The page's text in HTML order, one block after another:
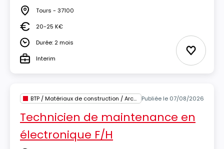
Lieu Tours - 37100
Salaire20-25 K€
DuréeDurée: 2 mois
TypeInterim Ajouter
BTP / Matériaux de construction / Architecture Publiée le 07/08/2026
Technicien de maintenance en
électronique F/H